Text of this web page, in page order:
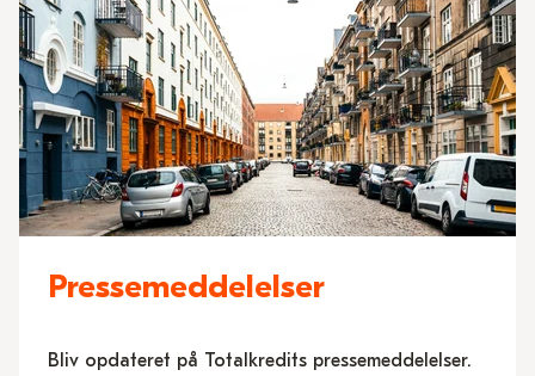
Pressemeddelelser
Bliv opdateret på Totalkredits pressemeddelelser.